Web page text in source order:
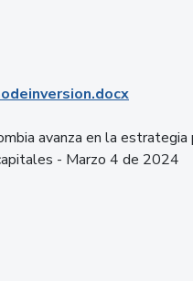
avanza en la estrategia
- Marzo 4 de 2024